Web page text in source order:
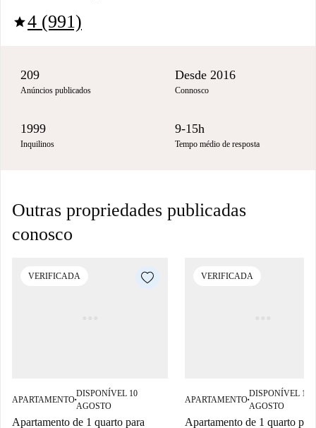
star4 (991)
209
Anúncios publicados
Desde 2016
Connosco
1999
Inquilinos
9-15h
Tempo médio de resposta
Outras propriedades publicadas
conosco
VERIFICADA
APARTAMENTO■
DISPONÍVEL 10
AGOSTO
Apartamento de 1 quarto para
VERIFICADA
APARTAMENTO■
DISPONÍVEL 10
AGOSTO
Apartamento de 1 quarto